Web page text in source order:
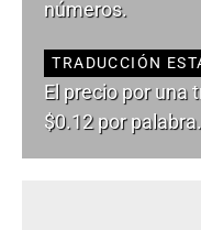
números.
TRADUCCIÓN
El precio por una
$0.12 por palabra.